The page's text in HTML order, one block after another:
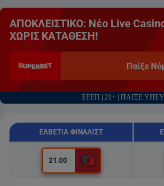
ΑΠΟΚΛΕΙΣΤΙΚΟ: Νέο Live
ΧΩΡΙΣ ΚΑΤΑΘΕΣΗ!
Παίξε
ΕΕΕΠ | 21+ | ΠΑΙΞΕ
ΕΛΒΕΤΙΑ ΦΙΝΑΛΙΣΤ
21.00